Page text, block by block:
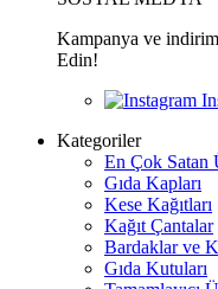
Kampanya ve
Edin!
Kategoriler
En Çok Satan
Gıda Kapları
Kese Kağıtları
Kağıt Çantalar
Bardaklar ve
Gıda Kutuları